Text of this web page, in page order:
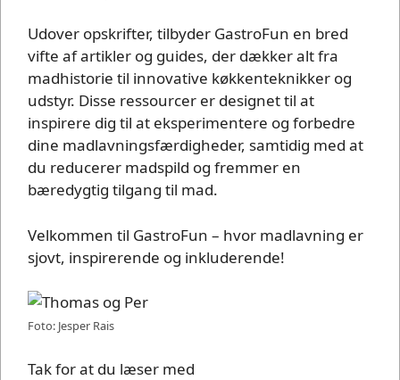
Udover opskrifter, tilbyder GastroFun en bred
vifte af artikler og guides, der dækker alt fra
madhistorie til innovative køkkenteknikker og
udstyr. Disse ressourcer er designet til at
inspirere dig til at eksperimentere og forbedre
dine madlavningsfærdigheder, samtidig med at
du reducerer madspild og fremmer en
bæredygtig tilgang til mad.
Velkommen til GastroFun – hvor madlavning er
sjovt, inspirerende og inkluderende!
Foto: Jesper Rais
Tak for at du læser med